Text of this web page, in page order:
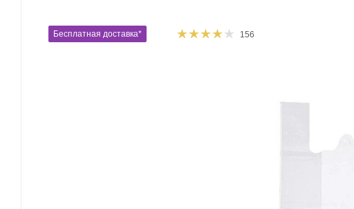
Бесплатная доставка* 156